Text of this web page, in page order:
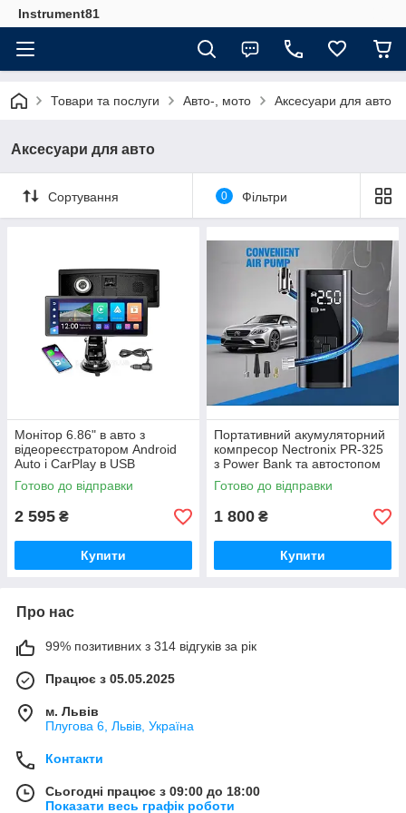
Instrument81
Товари та послуги Авто-, мото Аксесуари для авто
Аксесуари для авто
Сортування 0 Фільтри
Монітор 6.86" в авто з
відеореєстратором Android
Auto і CarPlay в USB
Готово до відправки
2 595 ₴
Купити
Портативний акумуляторний
компресор Nectronix PR-325
з Power Bank та автостопом
Готово до відправки
1 800 ₴
Купити
Про нас
99% позитивних з 314 відгуків за рік
Працює з 05.05.2025
м. Львів
Плугова 6, Львів, Україна
Контакти
Сьогодні працює з 09:00 до 18:00
Показати весь графік роботи